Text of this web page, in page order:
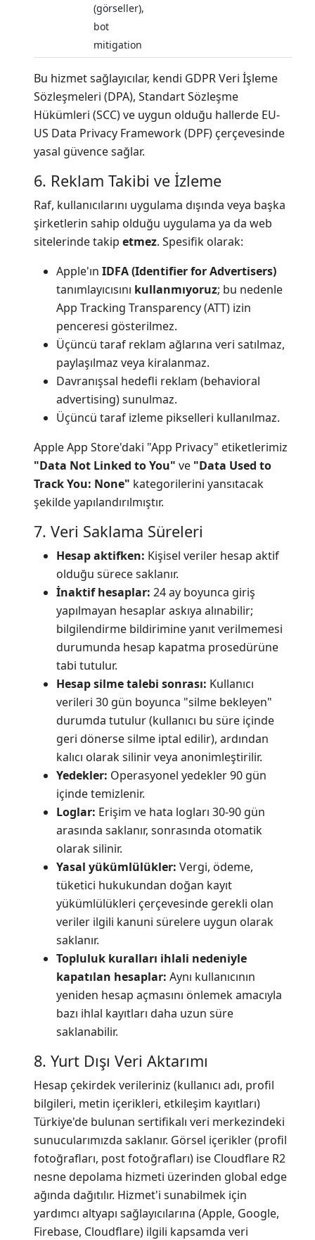
(görseller),
bot
mitigation
Bu hizmet sağlayıcılar, kendi GDPR Veri İşleme
Sözleşmeleri (DPA), Standart Sözleşme
Hükümleri (SCC) ve uygun olduğu hallerde EU-
US Data Privacy Framework (DPF) çerçevesinde
yasal güvence sağlar.
6. Reklam Takibi ve İzleme
Raf, kullanıcılarını uygulama dışında veya başka
şirketlerin sahip olduğu uygulama ya da web
sitelerinde takip etmez. Spesifik olarak:
Apple'ın IDFA (Identifier for Advertisers)
tanımlayıcısını kullanmıyoruz; bu nedenle
App Tracking Transparency (ATT) izin
penceresi gösterilmez.
Üçüncü taraf reklam ağlarına veri satılmaz,
paylaşılmaz veya kiralanmaz.
Davranışsal hedefli reklam (behavioral
advertising) sunulmaz.
Üçüncü taraf izleme pikselleri kullanılmaz.
Apple App Store'daki "App Privacy" etiketlerimiz
"Data Not Linked to You" ve "Data Used to
Track You: None" kategorilerini yansıtacak
şekilde yapılandırılmıştır.
7. Veri Saklama Süreleri
Hesap aktifken: Kişisel veriler hesap aktif
olduğu sürece saklanır.
İnaktif hesaplar: 24 ay boyunca giriş
yapılmayan hesaplar askıya alınabilir;
bilgilendirme bildirimine yanıt verilmemesi
durumunda hesap kapatma prosedürüne
tabi tutulur.
Hesap silme talebi sonrası: Kullanıcı
verileri 30 gün boyunca "silme bekleyen"
durumda tutulur (kullanıcı bu süre içinde
geri dönerse silme iptal edilir), ardından
kalıcı olarak silinir veya anonimleştirilir.
Yedekler: Operasyonel yedekler 90 gün
içinde temizlenir.
Loglar: Erişim ve hata logları 30-90 gün
arasında saklanır, sonrasında otomatik
olarak silinir.
Yasal yükümlülükler: Vergi, ödeme,
tüketici hukukundan doğan kayıt
yükümlülükleri çerçevesinde gerekli olan
veriler ilgili kanuni sürelere uygun olarak
saklanır.
Topluluk kuralları ihlali nedeniyle
kapatılan hesaplar: Aynı kullanıcının
yeniden hesap açmasını önlemek amacıyla
bazı ihlal kayıtları daha uzun süre
saklanabilir.
8. Yurt Dışı Veri Aktarımı
Hesap çekirdek verileriniz (kullanıcı adı, profil
bilgileri, metin içerikleri, etkileşim kayıtları)
Türkiye'de bulunan sertifikalı veri merkezindeki
sunucularımızda saklanır. Görsel içerikler (profil
fotoğrafları, post fotoğrafları) ise Cloudflare R2
nesne depolama hizmeti üzerinden global edge
ağında dağıtılır. Hizmet'i sunabilmek için
yardımcı altyapı sağlayıcılarına (Apple, Google,
Firebase, Cloudflare) ilgili kapsamda veri